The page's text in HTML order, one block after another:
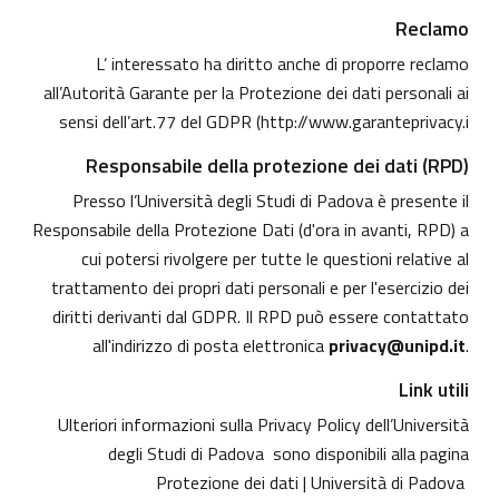
Reclamo
L’ interessato ha diritto anche di proporre reclamo
all’Autorità Garante per la Protezione dei dati personali ai
sensi dell’art.77 del GDPR (http://www.garanteprivacy.i
Responsabile della protezione dei dati (RPD)
Presso l’Università degli Studi di Padova è presente il
Responsabile della Protezione Dati (d'ora in avanti, RPD) a
cui potersi rivolgere per tutte le questioni relative al
trattamento dei propri dati personali e per l'esercizio dei
diritti derivanti dal GDPR. Il RPD può essere contattato
all'indirizzo di posta elettronica privacy@unipd.it.
Link utili
Ulteriori informazioni sulla Privacy Policy dell’Università
degli Studi di Padova sono disponibili alla pagina
Protezione dei dati | Università di Padova